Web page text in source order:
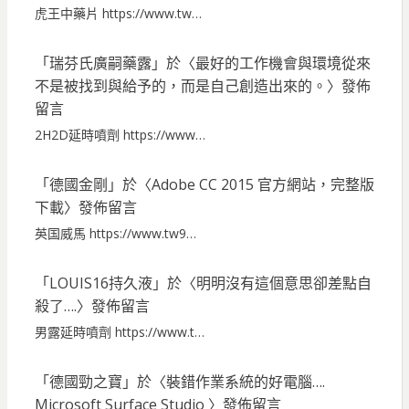
虎王中藥片 https://www.tw…
「瑞芬氏廣嗣藥露」於〈最好的工作機會與環境從來
不是被找到與給予的，而是自己創造出來的。 〉發佈
留言
2H2D延時噴劑 https://www…
「德國金剛 」於〈Adobe CC 2015 官方網站，完整版
下載〉發佈留言
英国威馬 https://www.tw9…
「LOUIS16持久液」於〈明明沒有這個意思卻差點自
殺了….〉發佈留言
男露延時噴劑 https://www.t…
「德國勁之寶 」於〈裝錯作業系統的好電腦….
Microsoft Surface Studio 〉發佈留言